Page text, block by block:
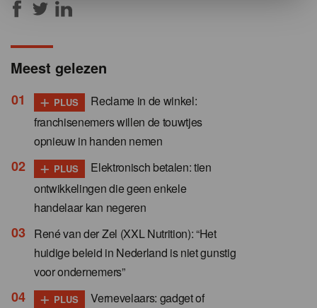
Meest gelezen
+ PLUS
Reclame in de winkel:
franchisenemers willen de touwtjes
opnieuw in handen nemen
+ PLUS
Elektronisch betalen: tien
ontwikkelingen die geen enkele
handelaar kan negeren
René van der Zel (XXL Nutrition): “Het
huidige beleid in Nederland is niet gunstig
voor ondernemers”
+ PLUS Vernevelaars: gadget of